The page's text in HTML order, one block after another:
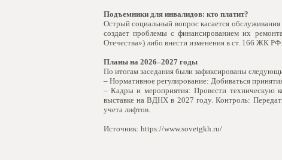
Подъемники для инвалидов: кто платит?
Острый социальный вопрос касается
создает проблемы с финансированием их
Отечества») либо внести изменения в ст. 166 ЖК РФ.
Планы на 2026–2027 годы
По итогам заседания были зафиксированы
– Нормативное регулирование: Добиваться
– Кадры и мероприятия: Провести техническую
выставке на ВДНХ в 2027 году. Контроль:
учета лифтов.
Источник: https://www.sovetgkh.ru/